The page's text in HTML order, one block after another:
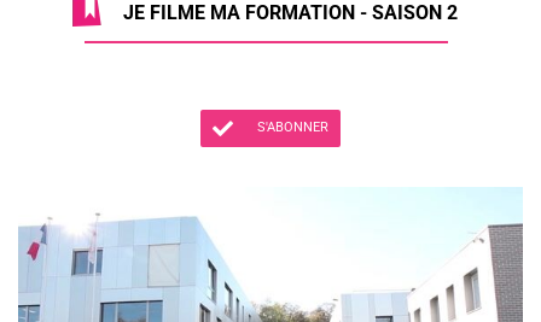
JE FILME MA FORMATION - SAISON 2
S'ABONNER